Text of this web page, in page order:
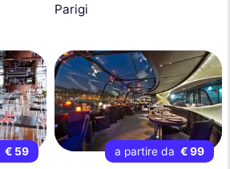
Parigi
€ 59 a partire da € 99